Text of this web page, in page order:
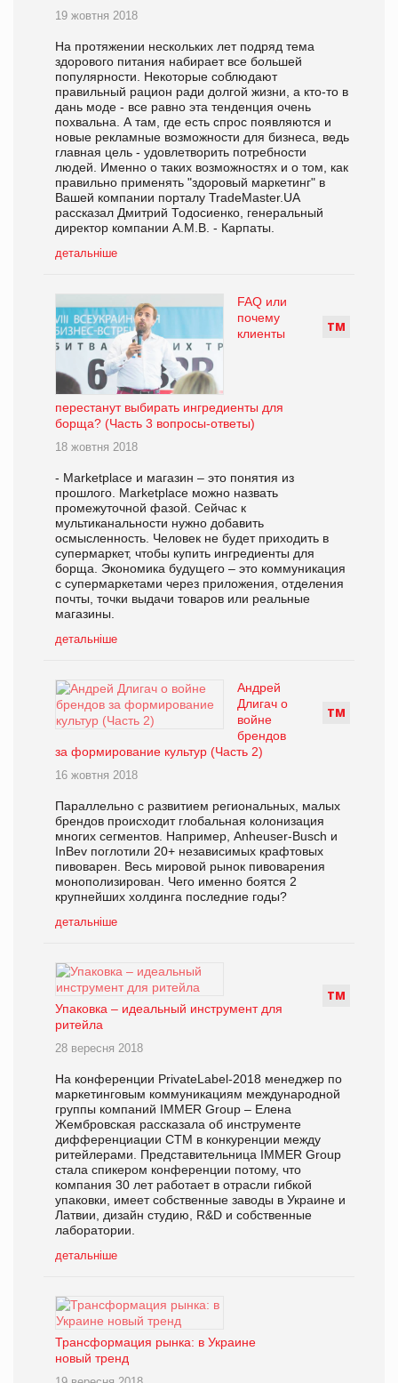
19 жовтня 2018
На протяжении нескольких лет подряд тема
здорового питания набирает все большей
популярности. Некоторые соблюдают
правильный рацион ради долгой жизни, а кто-то в
дань моде - все равно эта тенденция очень
похвальна. А там, где есть спрос появляются и
новые рекламные возможности для бизнеса, ведь
главная цель - удовлетворить потребности
людей. Именно о таких возможностях и о том, как
правильно применять "здоровый маркетинг" в
Вашей компании порталу TradeMaster.UA
рассказал Дмитрий Тодосиенко, генеральный
директор компании А.М.В. - Карпаты.
детальніше
ТМ
FAQ или
почему
клиенты
перестанут выбирать ингредиенты для
борща? (Часть 3 вопросы-ответы)
18 жовтня 2018
- Мarketрlace и магазин – это понятия из
прошлого. Мarketрlace можно назвать
промежуточной фазой. Сейчас к
мультиканальности нужно добавить
осмысленность. Человек не будет приходить в
супермаркет, чтобы купить ингредиенты для
борща. Экономика будущего – это коммуникация
с супермаркетами через приложения, отделения
почты, точки выдачи товаров или реальные
магазины.
детальніше
ТМ
Андрей
Длигач о
войне
брендов
за формирование культур (Часть 2)
16 жовтня 2018
Параллельно с развитием региональных, малых
брендов происходит глобальная колонизация
многих сегментов. Например, Anheuser-Busch и
InBev поглотили 20+ независимых крафтовых
пивоварен. Весь мировой рынок пивоварения
монополизирован. Чего именно боятся 2
крупнейших холдинга последние годы?
детальніше
ТМ
Упаковка – идеальный инструмент для
ритейла
28 вересня 2018
На конференции PrivateLabel-2018 менеджер по
маркетинговым коммуникациям международной
группы компаний IMMER Group – Елена
Жембровская рассказала об инструменте
дифференциации СТМ в конкуренции между
ритейлерами. Представительница IMMER Group
стала спикером конференции потому, что
компания 30 лет работает в отрасли гибкой
упаковки, имеет собственные заводы в Украине и
Латвии, дизайн студию, R&D и собственные
лаборатории.
детальніше
Трансформация рынка: в Украине
новый тренд